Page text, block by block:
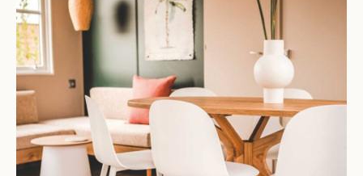
Naturisme
Communauté
Calendrier